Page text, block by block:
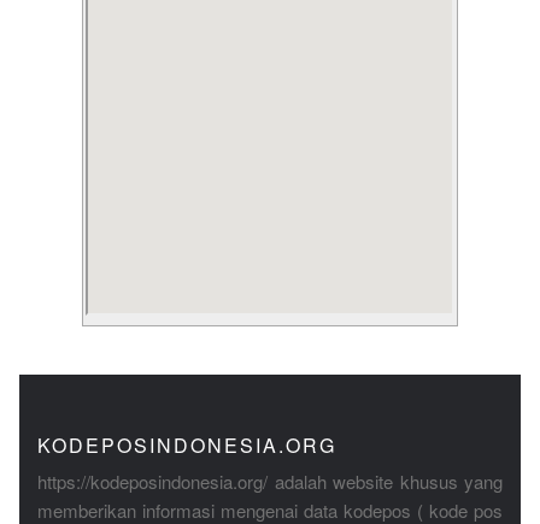
KODEPOSINDONESIA.ORG
https://kodeposindonesia.org/ adalah website khusus yang
memberikan informasi mengenai data kodepos ( kode pos